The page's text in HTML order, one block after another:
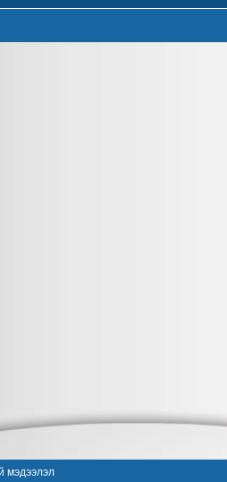
мэдээлэл